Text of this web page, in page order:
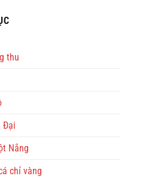
thu
Đại
Nắng
chỉ vàng